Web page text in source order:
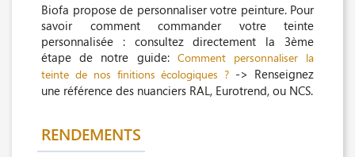
Biofa propose de personnaliser votre peinture. Pour
savoir comment commander votre teinte
personnalisée : consultez directement la 3ème
étape de notre guide: Comment personnaliser la
teinte de nos finitions écologiques ? -> Renseignez
une référence des nuanciers RAL, Eurotrend, ou NCS.
RENDEMENTS